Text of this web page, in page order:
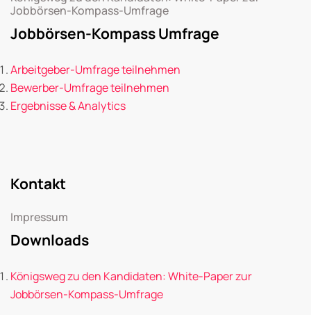
Jobbörsen-Kompass-Umfrage
Jobbörsen-Kompass Umfrage
Arbeitgeber-Umfrage teilnehmen
Bewerber-Umfrage teilnehmen
Ergebnisse & Analytics
Kontakt
Impressum
Downloads
Königsweg zu den Kandidaten: White-Paper zur
Jobbörsen-Kompass-Umfrage